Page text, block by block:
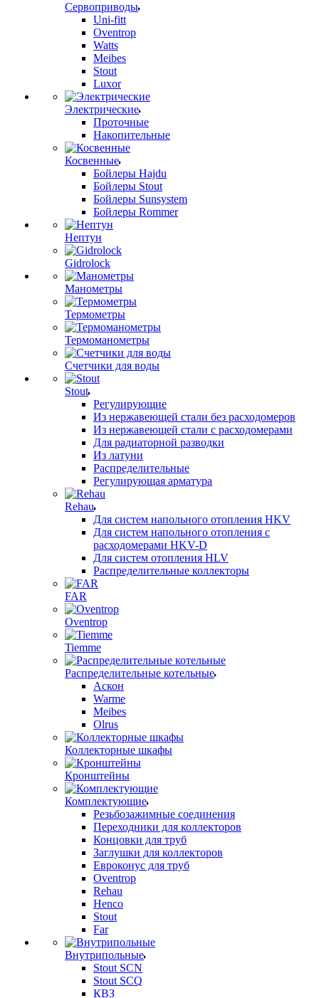
Сервоприводы
Uni-fitt
Oventrop
Watts
Meibes
Stout
Luxor
Электрические
Проточные
Накопительные
Косвенные
Бойлеры Hajdu
Бойлеры Stout
Бойлеры Sunsystem
Бойлеры Rommer
Нептун
Gidrolock
Манометры
Термометры
Термоманометры
Счетчики для воды
Stout
Регулирующие
Из нержавеющей стали без расходомеров
Из нержавеющей стали с расходомерами
Для радиаторной разводки
Из латуни
Распределительные
Регулирующая арматура
Rehau
Для систем напольного отопления HKV
Для систем напольного отопления с
расходомерами HKV-D
Для систем отопления HLV
Распределительные коллекторы
FAR
Oventrop
Tiemme
Распределительные котельные
Аскон
Warme
Meibes
Olrus
Коллекторные шкафы
Кронштейны
Комплектующие
Резьбозажимные соединения
Переходники для коллекторов
Концовки для труб
Заглушки для коллекторов
Евроконус для труб
Oventrop
Rehau
Henco
Stout
Far
Внутрипольные
Stout SCN
Stout SCQ
КВЗ